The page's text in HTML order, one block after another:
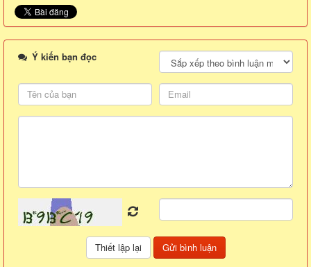
Ý kiến bạn đọc